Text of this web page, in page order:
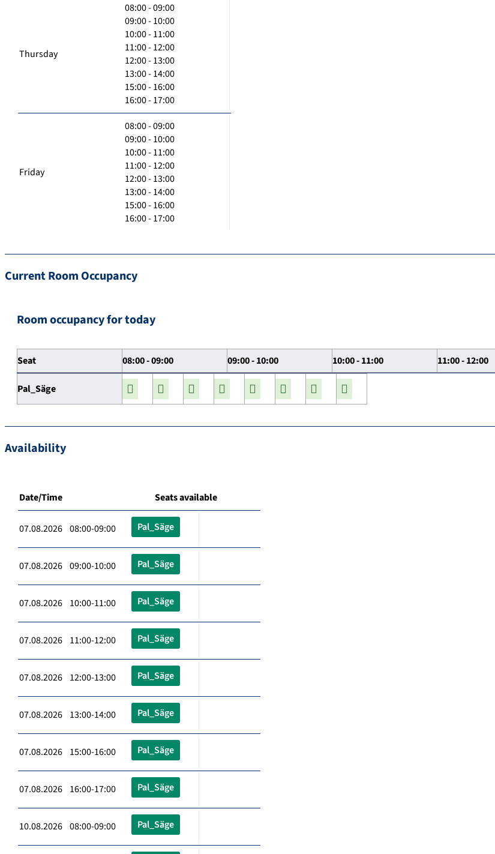
Thursday
08:00 - 09:00
09:00 - 10:00
10:00 - 11:00
11:00 - 12:00
12:00 - 13:00
13:00 - 14:00
15:00 - 16:00
16:00 - 17:00
Friday
08:00 - 09:00
09:00 - 10:00
10:00 - 11:00
11:00 - 12:00
12:00 - 13:00
13:00 - 14:00
15:00 - 16:00
16:00 - 17:00
Current Room Occupancy
Room occupancy for today
Seat 08:00 - 09:00 09:00 - 10:00 10:00 - 11:00 11:00 - 12:00
Pal_Säge
Availability
Date/Time Seats available
07.08.2026 08:00-09:00 Pal_Säge
07.08.2026 09:00-10:00 Pal_Säge
07.08.2026 10:00-11:00 Pal_Säge
07.08.2026 11:00-12:00 Pal_Säge
07.08.2026 12:00-13:00 Pal_Säge
07.08.2026 13:00-14:00 Pal_Säge
07.08.2026 15:00-16:00 Pal_Säge
07.08.2026 16:00-17:00 Pal_Säge
10.08.2026 08:00-09:00 Pal_Säge